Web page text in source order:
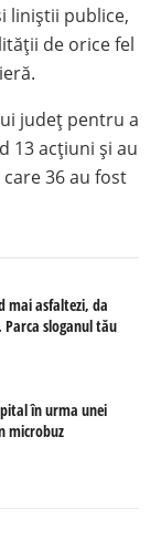
liniștii publice,
de orice fel
județ pentru a
13 acțiuni și au
36 au fost
mai asfaltezi, da
sloganul tău
în urma unei
microbuz